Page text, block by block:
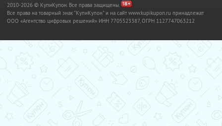
2010-2026 © КупиКупон. Все права защищены.
Все права на товарный знак "КупиКупон" и на сайт www.kupikupon.ru принадлежат
OOO «Агентство цифровых решений» ИНН 7705523387, ОГРН 1127747063212